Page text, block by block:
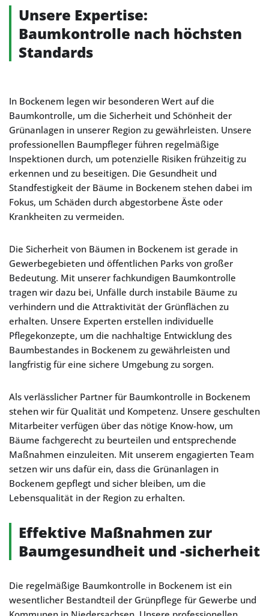
Unsere Expertise:
Baumkontrolle nach höchsten
Standards
In Bockenem legen wir besonderen Wert auf die
Baumkontrolle, um die Sicherheit und Schönheit der
Grünanlagen in unserer Region zu gewährleisten. Unsere
professionellen Baumpfleger führen regelmäßige
Inspektionen durch, um potenzielle Risiken frühzeitig zu
erkennen und zu beseitigen. Die Gesundheit und
Standfestigkeit der Bäume in Bockenem stehen dabei im
Fokus, um Schäden durch abgestorbene Äste oder
Krankheiten zu vermeiden.
Die Sicherheit von Bäumen in Bockenem ist gerade in
Gewerbegebieten und öffentlichen Parks von großer
Bedeutung. Mit unserer fachkundigen Baumkontrolle
tragen wir dazu bei, Unfälle durch instabile Bäume zu
verhindern und die Attraktivität der Grünflächen zu
erhalten. Unsere Experten erstellen individuelle
Pflegekonzepte, um die nachhaltige Entwicklung des
Baumbestandes in Bockenem zu gewährleisten und
langfristig für eine sichere Umgebung zu sorgen.
Als verlässlicher Partner für Baumkontrolle in Bockenem
stehen wir für Qualität und Kompetenz. Unsere geschulten
Mitarbeiter verfügen über das nötige Know-how, um
Bäume fachgerecht zu beurteilen und entsprechende
Maßnahmen einzuleiten. Mit unserem engagierten Team
setzen wir uns dafür ein, dass die Grünanlagen in
Bockenem gepflegt und sicher bleiben, um die
Lebensqualität in der Region zu erhalten.
Effektive Maßnahmen zur
Baumgesundheit und -sicherheit
Die regelmäßige Baumkontrolle in Bockenem ist ein
wesentlicher Bestandteil der Grünpflege für Gewerbe und